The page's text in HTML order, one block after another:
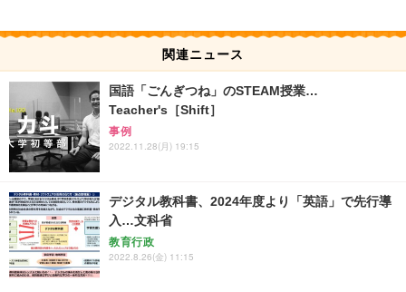
関連ニュース
国語「ごんぎつね」のSTEAM授業…
Teacher's［Shift］
事例
2022.11.28(月) 19:15
デジタル教科書、2024年度より「英語」で先行導
入…文科省
教育行政
2022.8.26(金) 11:15